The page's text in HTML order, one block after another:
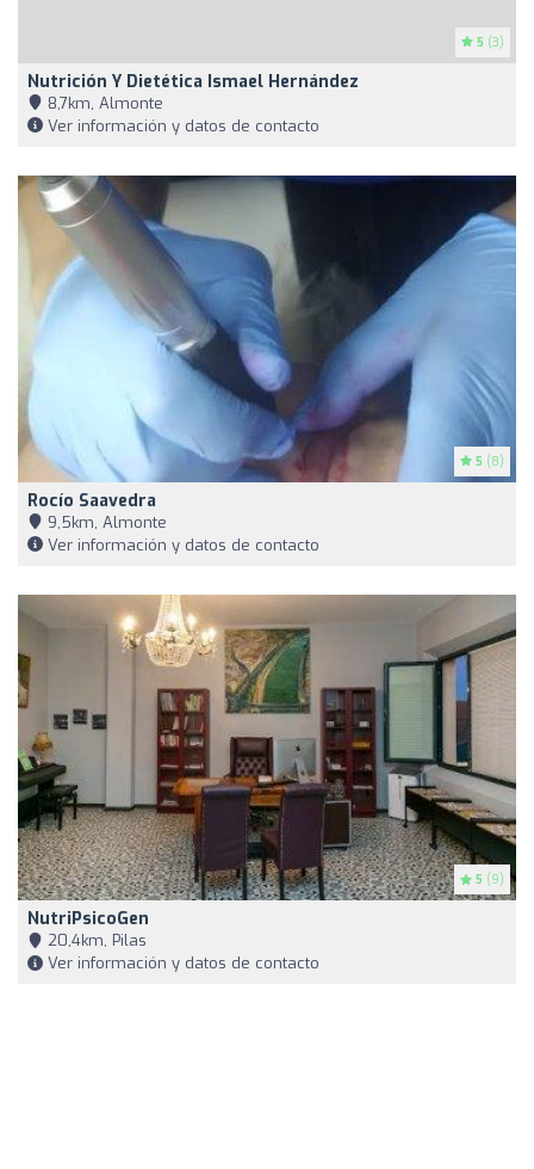
5 (3)
Nutrición Y Dietética Ismael Hernández
8,7km, Almonte
Ver información y datos de contacto
5 (8)
Rocío Saavedra
9,5km, Almonte
Ver información y datos de contacto
5 (9)
NutriPsicoGen
20,4km, Pilas
Ver información y datos de contacto